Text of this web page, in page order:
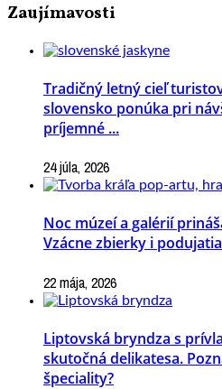
Zaujímavosti
Tradičný letný cieľ
slovensko ponúka pri
príjemné ...
24 júla, 2026
Noc múzeí a galérií
Vzácne zbierky i
22 mája, 2026
Liptovská bryndza s
skutočná delikatesa.
špeciality?